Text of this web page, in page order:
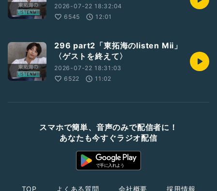
2026-07-22 18:32:04
6545
12:01
296 part2「東拓海のlisten Mii」
〈ゲストを終えて〉
2026-07-22 18:31:03
6522
11:02
スマホで簡単、音声のみで配信者に！
あなたも今すぐラジオ配信
TOP よくある質問 会社概要 採用情報